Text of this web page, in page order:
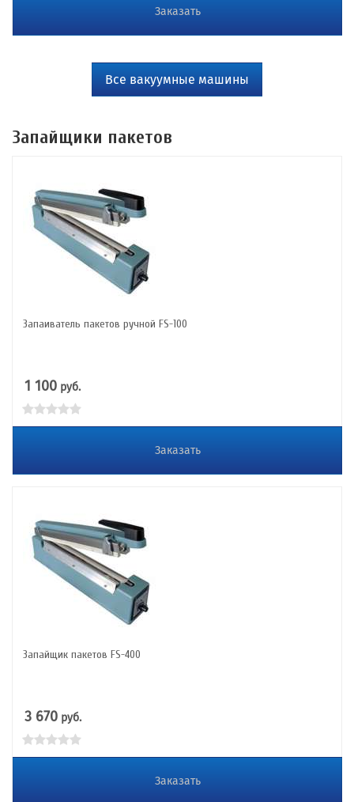
Заказать
Все вакуумные машины
Запайщики пакетов
Запаиватель пакетов ручной FS-100
1 100 руб.
Заказать
Запайщик пакетов FS-400
3 670 руб.
Заказать